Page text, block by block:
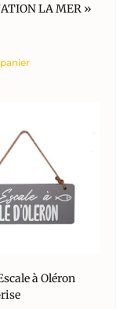
LA MER »
à Oléron